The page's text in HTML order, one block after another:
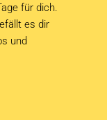
für dich.
es dir
und